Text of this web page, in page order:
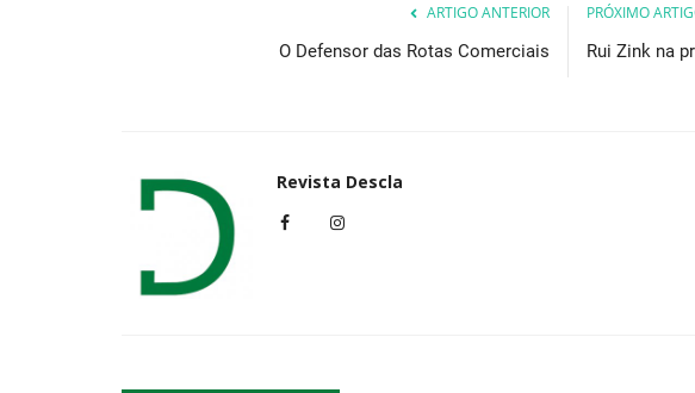
ARTIGO ANTERIOR
O Defensor das Rotas Comerciais
PRÓXIMO
Rui Zink na
Revista Descla